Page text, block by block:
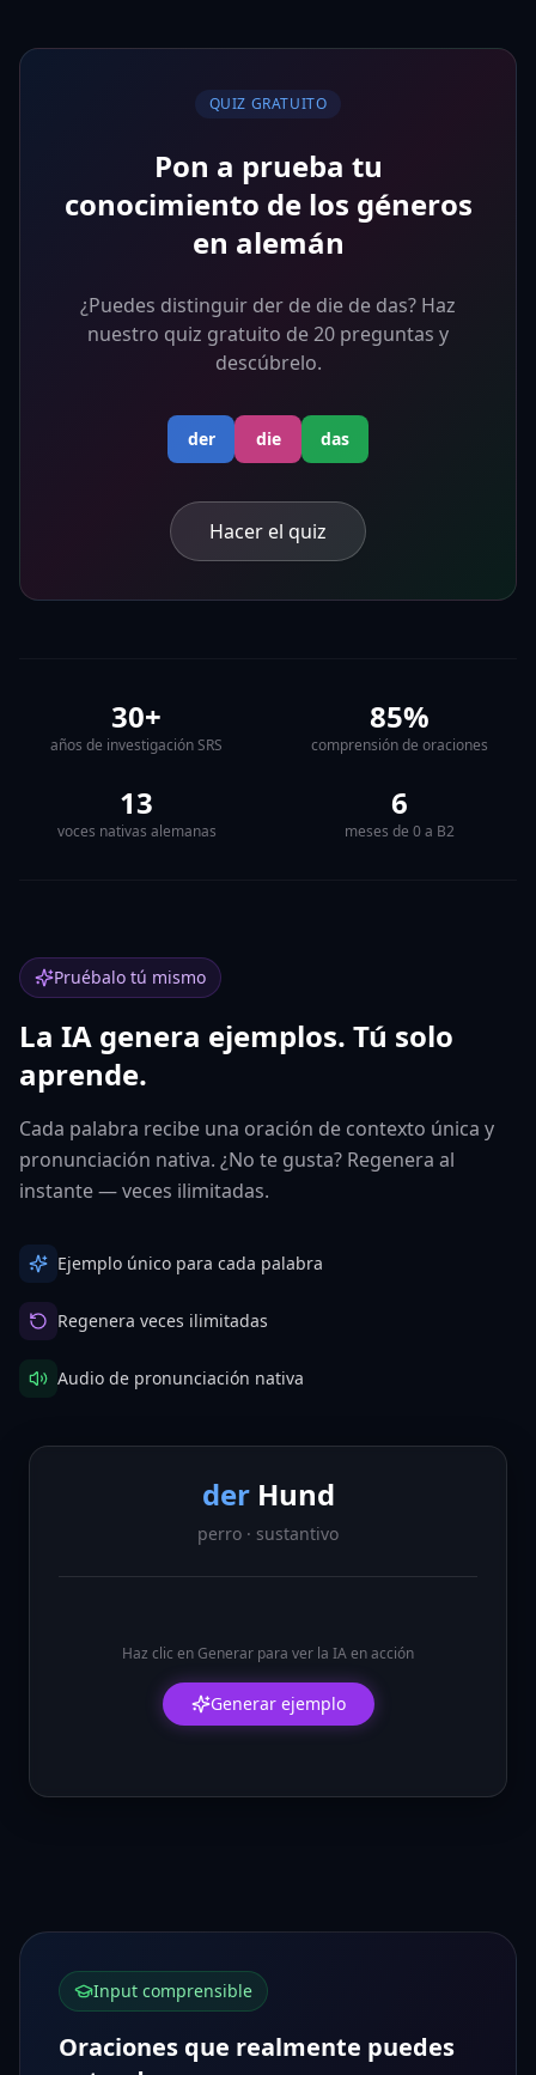
QUIZ GRATUITO
Pon a prueba tu
conocimiento de los géneros
en alemán
¿Puedes distinguir der de die de das? Haz
nuestro quiz gratuito de 20 preguntas y
descúbrelo.
der die das
Hacer el quiz
30+
años de investigación SRS
85%
comprensión de oraciones
13
voces nativas alemanas
6
meses de 0 a B2
Pruébalo tú mismo
La IA genera ejemplos. Tú solo
aprende.
Cada palabra recibe una oración de contexto única y
pronunciación nativa. ¿No te gusta? Regenera al
instante — veces ilimitadas.
Ejemplo único para cada palabra
Regenera veces ilimitadas
Audio de pronunciación nativa
der Hund
perro · sustantivo
Haz clic en Generar para ver la IA en acción
Generar ejemplo
Input comprensible
Oraciones que realmente puedes